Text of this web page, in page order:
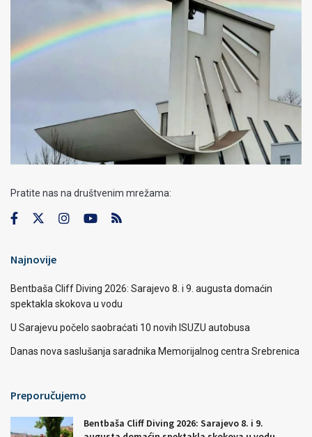
Pratite nas na društvenim mrežama:
Najnovije
Bentbaša Cliff Diving 2026: Sarajevo 8. i 9. augusta domaćin
spektakla skokova u vodu
U Sarajevu počelo saobraćati 10 novih ISUZU autobusa
Danas nova saslušanja saradnika Memorijalnog centra Srebrenica
Preporučujemo
Bentbaša Cliff Diving 2026: Sarajevo 8. i 9.